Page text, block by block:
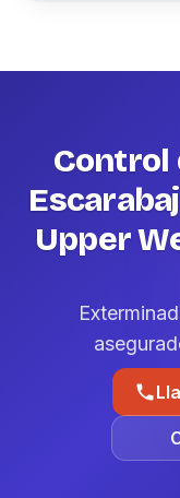
Control
Upper